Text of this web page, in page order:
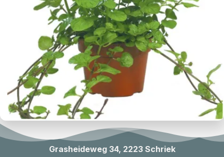
Grasheideweg 34, 2223 Schriek